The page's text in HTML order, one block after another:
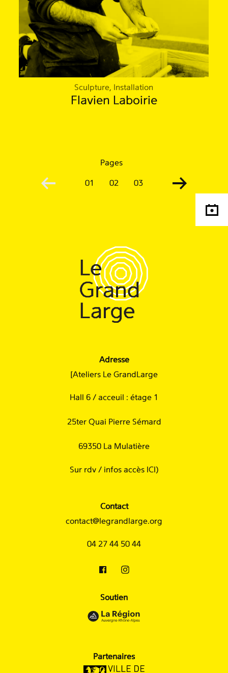
Sculpture, Installation
Flavien Laboirie
Pages
01 02 03
Adresse
[Ateliers Le GrandLarge
Hall 6 / acceuil : étage 1
25ter Quai Pierre Sémard
69350 La Mulatière
Sur rdv / infos accès ICI )
Contact
contact@legrandlarge.org
04 27 44 50 44
Soutien
Partenaires